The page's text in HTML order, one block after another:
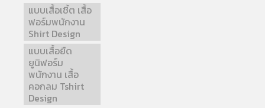
แบบเสื้อเชิ้ต เสื้อ
ฟอร์มพนักงาน
Shirt Design
แบบเสื้อยืด
ยูนิฟอร์ม
พนักงาน เสื้อ
คอกลม Tshirt
Design